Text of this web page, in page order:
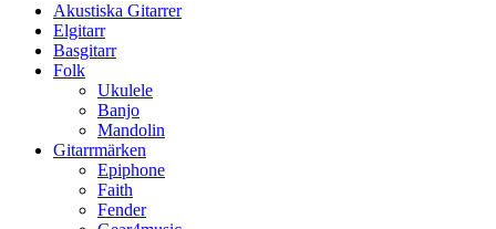
Akustiska Gitarrer
Elgitarr
Basgitarr
Folk
Ukulele
Banjo
Mandolin
Gitarrmärken
Epiphone
Faith
Fender